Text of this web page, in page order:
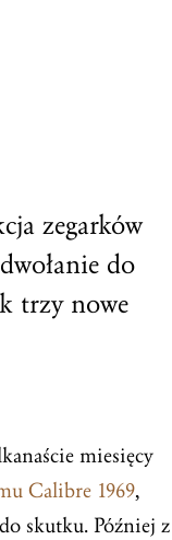
zegarków
do
trzy nowe
miesięcy
Calibre 1969,
skutku. Później z